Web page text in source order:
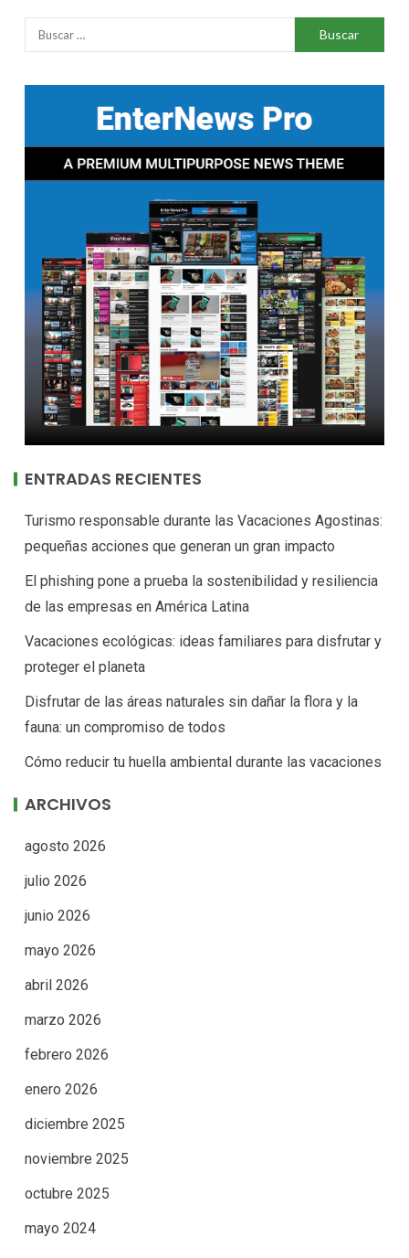
ENTRADAS RECIENTES
Turismo responsable durante las Vacaciones Agostinas:
pequeñas acciones que generan un gran impacto
El phishing pone a prueba la sostenibilidad y resiliencia
de las empresas en América Latina
Vacaciones ecológicas: ideas familiares para disfrutar y
proteger el planeta
Disfrutar de las áreas naturales sin dañar la flora y la
fauna: un compromiso de todos
Cómo reducir tu huella ambiental durante las vacaciones
ARCHIVOS
agosto 2026
julio 2026
junio 2026
mayo 2026
abril 2026
marzo 2026
febrero 2026
enero 2026
diciembre 2025
noviembre 2025
octubre 2025
mayo 2024